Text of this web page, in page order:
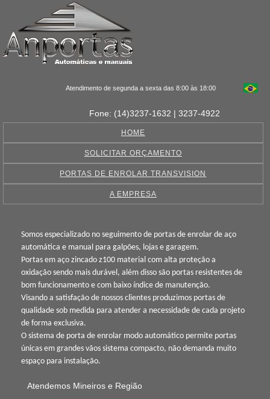
Atendimento de segunda a sexta das 8:00 às 18:00
Fone: (14)3237-1632 | 3237-4922
HOME
SOLICITAR ORÇAMENTO
PORTAS DE ENROLAR TRANSVISION
A EMPRESA
Somos especializado no seguimento de portas de enrolar de aço
automática e manual para galpões, lojas e garagem.
Portas em aço zincado z100 material com alta proteção a
oxidação sendo mais durável, além disso são portas resistentes de
bom funcionamento e com baixo índice de manutenção.
Visando a satisfação de nossos clientes produzimos portas de
qualidade sob medida para atender a necessidade de cada projeto
de forma exclusiva.
O sistema de porta de enrolar modo automático permite portas
únicas em grandes vãos sistema compacto, não demanda muito
espaço para instalação.
Atendemos Mineiros e Região